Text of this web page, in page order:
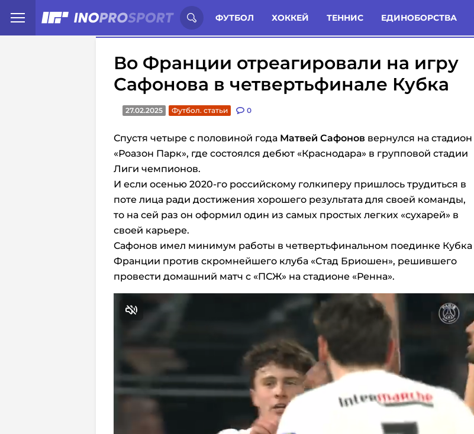
ФУТБОЛ ХОККЕЙ ТЕННИС ЕДИНОБОРСТВА
Иностранцы о спорте России: Статьи Комменты Новости
Во Франции отреагировали на игру
Сафонова в четвертьфинале Кубка
27.02.2025 Футбол. статьи 0
Спустя четыре с половиной года Матвей Сафонов вернулся на стадион
«Роазон Парк», где состоялся дебют «Краснодара» в групповой стадии
Лиги чемпионов.
И если осенью 2020-го российскому голкиперу пришлось трудиться в
поте лица ради достижения хорошего результата для своей команды,
то на сей раз он оформил один из самых простых легких «сухарей» в
своей карьере.
Сафонов имел минимум работы в четвертьфинальном поединке Кубка
Франции против скромнейшего клуба «Стад Бриошен», решившего
провести домашний матч с «ПСЖ» на стадионе «Ренна».